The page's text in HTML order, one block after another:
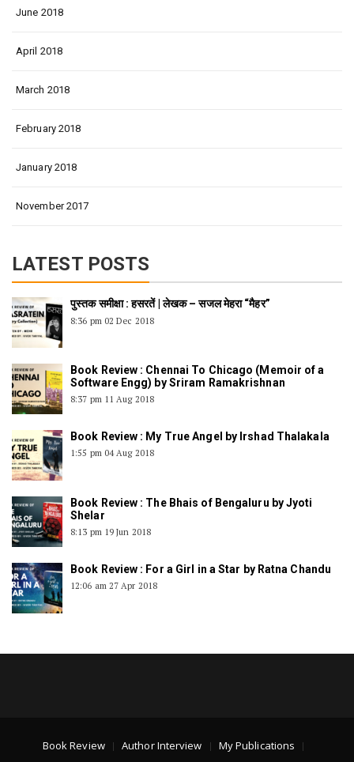
June 2018
April 2018
March 2018
February 2018
January 2018
November 2017
LATEST POSTS
पुस्तक समीक्षा : हसरतें | लेखक – सजल मेहरा “मैहर”
8:36 pm 02 Dec 2018
Book Review : Chennai To Chicago (Memoir of a
Software Engg) by Sriram Ramakrishnan
8:37 pm 11 Aug 2018
Book Review : My True Angel by Irshad Thalakala
1:55 pm 04 Aug 2018
Book Review : The Bhais of Bengaluru by Jyoti
Shelar
8:13 pm 19 Jun 2018
Book Review : For a Girl in a Star by Ratna Chandu
12:06 am 27 Apr 2018
Book Review Author Interview
My Publications